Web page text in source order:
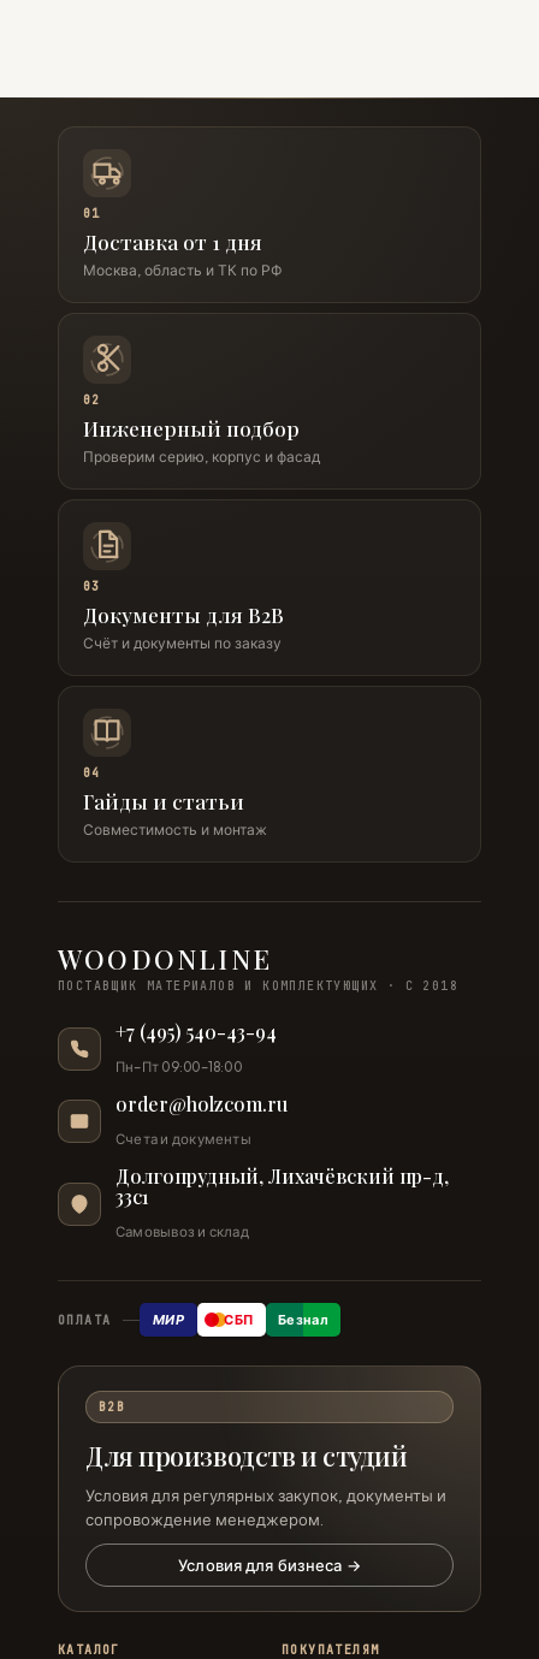
01
Доставка от 1 дня
Москва, область и ТК по РФ
02
Инженерный подбор
Проверим серию, корпус и фасад
03
Документы для B2B
Счёт и документы по заказу
04
Гайды и статьи
Совместимость и монтаж
WOODONLINE
ПОСТАВЩИК МАТЕРИАЛОВ И КОМПЛЕКТУЮЩИХ · С 2018
+7 (495) 540-43-94
Пн–Пт 09:00–18:00
order@holzcom.ru
Счета и документы
Долгопрудный, Лихачёвский пр-д,
33с1
Самовывоз и склад
ОПЛАТА МИР СБП Безнал
B2B
Для производств и студий
Условия для регулярных закупок, документы и
сопровождение менеджером.
Условия для бизнеса →
КАТАЛОГ ПОКУПАТЕЛЯМ